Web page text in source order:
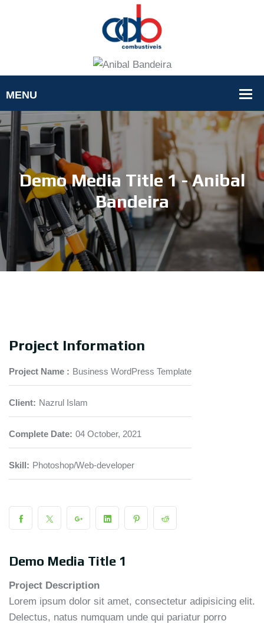
Demo Media Title 1 - Anibal
Bandeira
Project Information
Project Name : Business WordPress Template
Client: Nazrul Islam
Complete Date: 04 October, 2021
Skill: Photoshop/Web-developer
Demo Media Title 1
Project Description
Lorem ipsum dolor sit amet, consectetur adipisicing elit.
Delectus, natus numquam unde qui pariatur porro